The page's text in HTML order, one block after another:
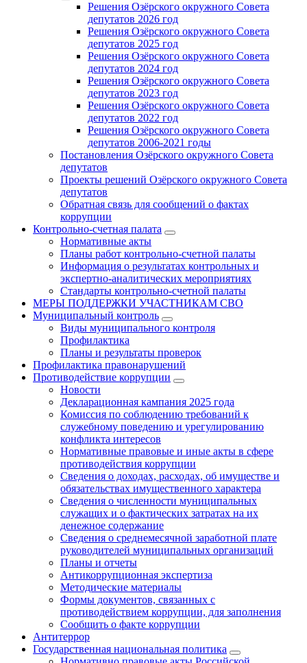
Решения Озёрского окружного Совета
депутатов 2026 год
Решения Озёрского окружного Совета
депутатов 2025 год
Решения Озёрского окружного Совета
депутатов 2024 год
Решения Озёрского окружного Совета
депутатов 2023 год
Решения Озёрского окружного Совета
депутатов 2022 год
Решения Озёрского окружного Совета
депутатов 2006-2021 годы
Постановления Озёрского окружного Совета
депутатов
Проекты решений Озёрского окружного Совета
депутатов
Обратная связь для сообщений о фактах
коррупции
Контрольно-счетная палата
Нормативные акты
Планы работ контрольно-счетной палаты
Информация о результатах контрольных и
экспертно-аналитических мероприятиях
Стандарты контрольно-счетной палаты
МЕРЫ ПОДДЕРЖКИ УЧАСТНИКАМ СВО
Муниципальный контроль
Виды муниципального контроля
Профилактика
Планы и результаты проверок
Профилактика правонарушений
Противодействие коррупции
Новости
Декларационная кампания 2025 года
Комиссия по соблюдению требований к
служебному поведению и урегулированию
конфликта интересов
Нормативные правовые и иные акты в сфере
противодействия коррупции
Сведения о доходах, расходах, об имуществе и
обязательствах имущественного характера
Сведения о численности муниципальных
служащих и о фактических затратах на их
денежное содержание
Сведения о среднемесячной заработной плате
руководителей муниципальных организаций
Планы и отчеты
Антикоррупционная экспертиза
Методические материалы
Формы документов, связанных с
противодействием коррупции, для заполнения
Сообщить о факте коррупции
Антитеррор
Государственная национальная политика